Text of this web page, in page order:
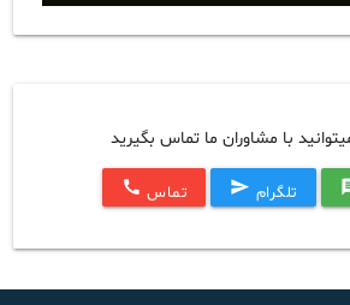
با مشاوران ما تماس بگیرید
تلگرام send تماس call